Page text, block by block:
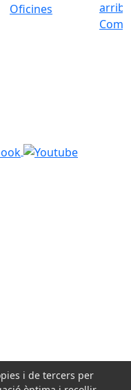
Oficines
Com
i de tercers per